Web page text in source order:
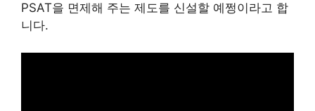
PSAT을 면제해 주는 제도를 신설할 예쩡이라고 합
니다.